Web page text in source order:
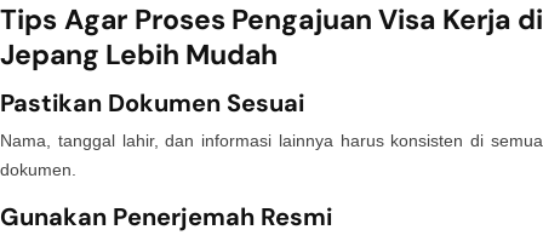
Tips Agar Proses Pengajuan Visa Kerja di
Jepang Lebih Mudah
Pastikan Dokumen Sesuai
Nama, tanggal lahir, dan informasi lainnya harus konsisten di semua
dokumen.
Gunakan Penerjemah Resmi